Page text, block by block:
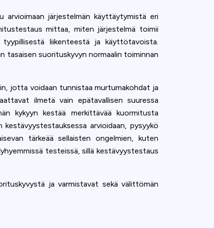
järjestelmän käyttäytymistä eri
mittaa, miten järjestelmä toimii
liikenteestä ja käyttötavoista.
tasaisen suorituskyvyn normaalin toiminnan
jotta voidaan tunnistaa murtumakohdat ja
ilmetä vain epätavallisen suuressa
kykyyn kestää merkittävää kuormitusta
arvioidaan, pysyykö
tärkeää sellaisten ongelmien, kuten
testeissä, sillä kestävyystestaus
ja varmistavat sekä välittömän